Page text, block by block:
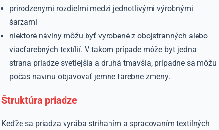
prirodzenými rozdielmi medzi jednotlivými výrobnými
šaržami
niektoré náviny môžu byť vyrobené z obojstranných alebo
viacfarebných textílií. V takom prípade môže byť jedna
strana priadze svetlejšia a druhá tmavšia, prípadne sa môžu
počas návinu objavovať jemné farebné zmeny.
Štruktúra priadze
Keďže sa priadza vyrába strihaním a spracovaním textilných